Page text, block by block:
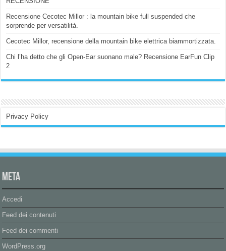
Recensione Cecotec Millor : la mountain bike full suspended che
sorprende per versatilità.
Cecotec Millor, recensione della mountain bike elettrica biammortizzata.
Chi l’ha detto che gli Open-Ear suonano male? Recensione EarFun Clip
2
Privacy Policy
Meta
Accedi
Feed dei contenuti
Feed dei commenti
WordPress.org